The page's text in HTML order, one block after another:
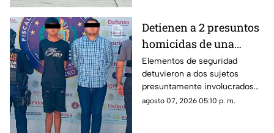
Detienen a 2 presuntos
homicidas de una
estilista en Acapulco
Elementos de seguridad
detuvieron a dos sujetos
presuntamente involucrados
con el ataque y homicidio de
agosto 07, 2026 05:10 p. m.